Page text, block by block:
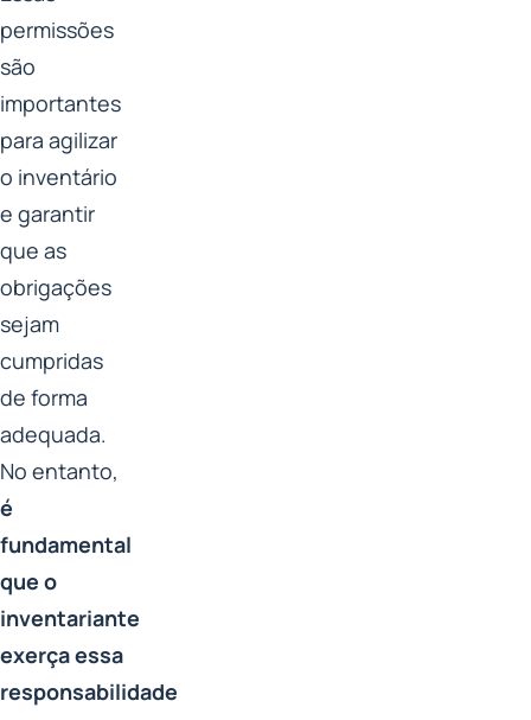
permissões
são
importantes
para agilizar
o inventário
e garantir
que as
obrigações
sejam
cumpridas
de forma
adequada.
No entanto,
é
fundamental
que o
inventariante
exerça essa
responsabilidade